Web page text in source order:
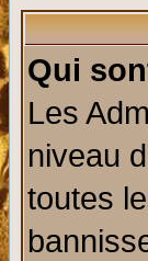
Qui
Les
niveau
toutes